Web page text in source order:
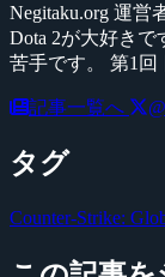
Negitaku.org 運営
Dota 2が大好き
苦手です。 第1回
記事一覧へ
タグ
Counter-Strike: